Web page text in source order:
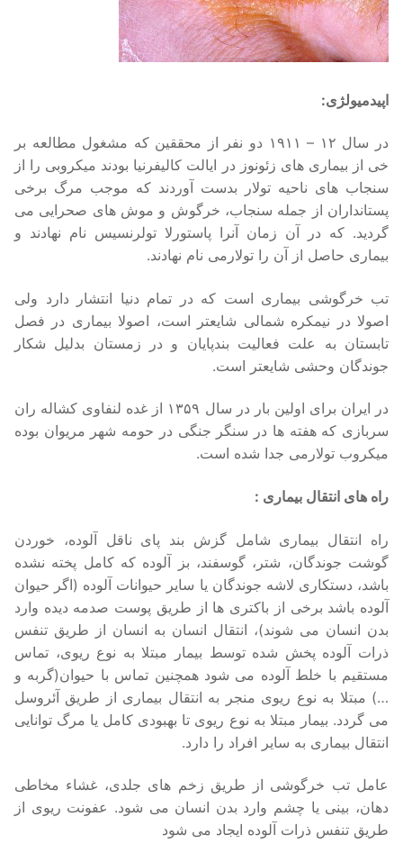
اپیدمیولژی:
در سال ۱۲ – ۱۹۱۱ دو نفر از محققین که مشغول مطالعه بر
خی از بیماری های زئونوز در ایالت کالیفرنیا بودند میکروبی را از
سنجاب های ناحیه تولار بدست آوردند که موجب مرگ برخی
پستانداران از جمله سنجاب، خرگوش و موش های صحرایی می
گرديد. که در آن زمان آنرا پاستورلا تولرنسیس نام نهادند و
بیماری حاصل از آن را تولارمی نام نهادند.
تب خرگوشی بیماری است که در تمام دنیا انتشار دارد ولی
اصولا در نیمکره شمالی شایعتر است، اصولا بیماری در فصل
تابستان به علت فعالیت بندپایان و در زمستان بدلیل شکار
جوندگان وحشی شایعتر است.
در ایران برای اولین بار در سال ۱۳۵۹ از غده لنفاوی کشاله ران
سربازی که هفته ها در سنگر جنگی در حومه شهر مریوان بوده
میکروب تولارمی جدا شده است.
راه های انتقال بیماری :
راه انتقال بیماری شامل گزش بند پای ناقل آلوده، خوردن
گوشت جوندگان، شتر، گوسفند، بز آلوده که کامل پخته نشده
باشد، دستکاری لاشه جوندگان یا سایر حیوانات آلوده (اگر حیوان
آلوده باشد برخی از باکتری ها از طریق پوست صدمه دیده وارد
بدن انسان می شوند)، انتقال انسان به انسان از طریق تنفس
ذرات آلوده پخش شده توسط بیمار مبتلا به نوع ریوی، تماس
مستقیم با خلط آلوده می شود همچنین تماس با حیوان(گربه و
…) مبتلا به نوع ریوی منجر به انتقال بیماری از طریق آئروسل
می گردد. بیمار مبتلا به نوع ریوی تا بهبودی کامل یا مرگ توانایی
انتقال بیماری به سایر افراد را دارد.
عامل تب خرگوشی از طریق زخم های جلدی، غشاء مخاطی
دهان، بینی یا چشم وارد بدن انسان می شود. عفونت ریوی از
طریق تنفس ذرات آلوده ایجاد می شود